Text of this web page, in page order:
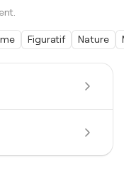
Figuratif Nature